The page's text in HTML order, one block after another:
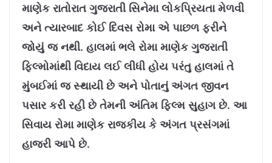
માણેક રાતોરાત ગુજરાતી સિનેમા લોકપ્રિયતા મેળવી
અને ત્યારબાદ કોઈ દિવસ રોમા એ પાછળ ફરીને
જોયું જ નથી. હાલમાં ભલે રોમા માણેક ગુજરાતી
ફિલ્મોમાંથી વિદાય લઈ લીધી હોય પરંતુ હાલમાં તે
મુંબઈમાં જ સ્થાયી છે અને પોતાનું અંગત જીવન
પસાર કરી રહી છે તેમની અંતિમ ફિલ્મ સુહાગ છે. આ
સિવાય રોમા માણેક રાજકીય કે અંગત પ્રસંગમાં
હાજરી આપે છે.